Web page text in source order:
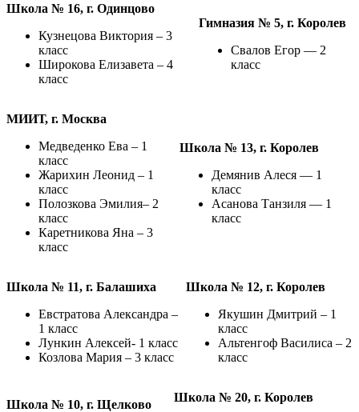
Школа № 16, г. Одинцово
Кузнецова Виктория – 3
класс
Широкова Елизавета – 4
класс
Гимназия № 5, г. Королев
Свалов Егор — 2
класс
МИИТ, г. Москва
Медведенко Ева – 1
класс
Жарихин Леонид – 1
класс
Полозкова Эмилия– 2
класс
Каретникова Яна – 3
класс
Школа № 13, г. Королев
Демянив Алеся — 1
класс
Асанова Танзиля — 1
класс
Школа № 11, г. Балашиха
Евстратова Александра –
1 класс
Лункин Алексей- 1 класс
Козлова Мария – 3 класс
Школа № 12, г. Королев
Якушин Дмитрий – 1
класс
Альтенгоф Василиса – 2
класс
Школа № 10, г. Щелково
Школа № 20, г. Королев